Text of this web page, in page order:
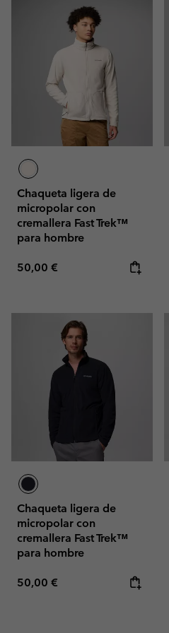
Chaqueta ligera de
micropolar con
cremallera Fast Trek™
para hombre
Regular price:
50,00 €
Chaqueta ligera de
micropolar con
cremallera Fast Trek™
para hombre
Regular price:
50,00 €